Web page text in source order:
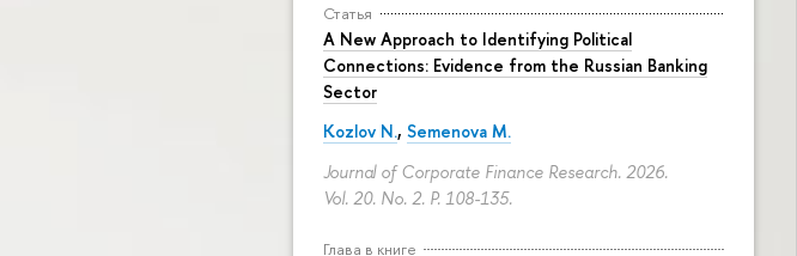
Статья
A New Approach to Identifying Political
Connections: Evidence from the Russian Banking
Sector
Kozlov N., Semenova M.
Journal of Corporate Finance Research. 2026.
Vol. 20. No. 2. P. 108-135.
Глава в книге